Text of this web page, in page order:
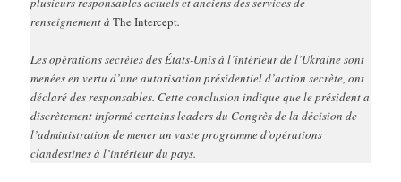
renseignement àThe Intercept.
Les opérations secrètes des États-Unis à l’intérieur de l’Ukraine sont
menées en vertu d’une autorisation présidentiel d’action secrète, ont
déclaré des responsables. Cette conclusion indique que le président a
discrètement informé certains leaders du Congrès de la décision de
l’administration de mener un vaste programme d’opérations
clandestines à l’intérieur du pays.